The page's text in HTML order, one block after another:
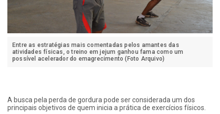
Entre as estratégias mais comentadas pelos amantes das
atividades físicas, o treino em jejum ganhou fama como um
possível acelerador do emagrecimento (Foto Arquivo)
A busca pela perda de gordura pode ser considerada um dos
principais objetivos de quem inicia a prática de exercícios físicos.